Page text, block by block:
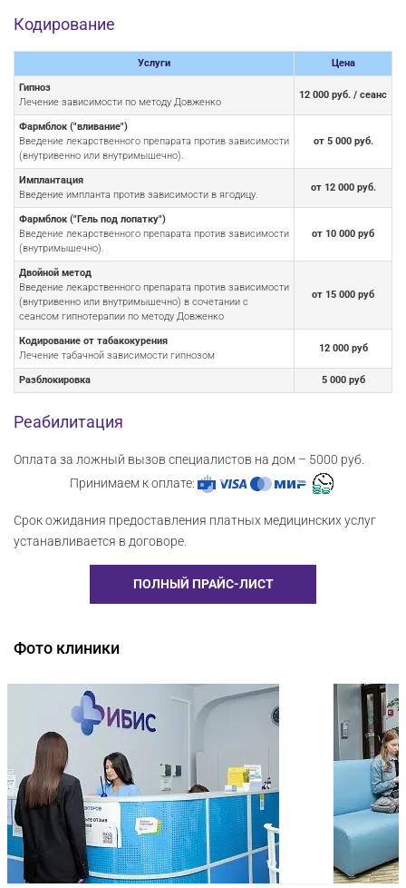
Кодирование
Услуги Цена
Гипноз
Лечение зависимости по методу Довженко
12 000 руб. / сеанс
Фармблок ("вливание")
Введение лекарственного препарата против зависимости
(внутривенно или внутримышечно).
от 5 000 руб.
Имплантация
Введение импланта против зависимости в ягодицу.
от 12 000 руб.
Фармблок ("Гель под лопатку")
Введение лекарственного препарата против зависимости
(внутримышечно).
от 10 000 руб
Двойной метод
Введение лекарственного препарата против зависимости
(внутривенно или внутримышечно) в сочетании с
сеансом гипнотерапии по методу Довженко
от 15 000 руб
Кодирование от табакокурения
Лечение табачной зависимости гипнозом
12 000 руб
Разблокировка 5 000 руб
Реабилитация
Оплата за ложный вызов специалистов на дом – 5000 руб.
Принимаем к оплате:
Срок ожидания предоставления платных медицинских услуг
устанавливается в договоре.
ПОЛНЫЙ ПРАЙС-ЛИСТ
Фото клиники